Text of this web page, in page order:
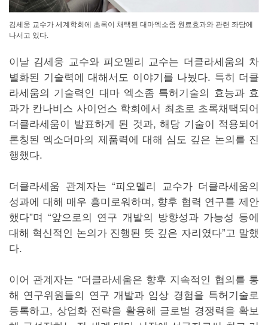
김세웅 교수가 세계학회에 초록이 채택된 대마엑소좀 원료효과와 관련 좌담에
나서고 있다.
이날 김세웅 교수와 피오멜리 교수는 더클라세움의 차
별화된 기술력에 대해서도 이야기를 나눴다. 특히 더클
라세움의 기술력인 대마 엑소좀 특허기술의 효능과 효
과가 칸나비스 사이언스 학회에서 최초로 초록채택되어
더클라세움이 발표하게 된 것과, 해당 기술이 적용되어
론칭된 엑소더마의 제품력에 대해 심도 깊은 논의를 진
행했다.
더클라세움 관계자는 “피오멜리 교수가 더클라세움의
성과에 대해 매우 흥미로워하며, 향후 협력 연구를 제안
했다”며 “앞으로의 연구 개발의 방향성과 가능성 등에
대해 혁신적인 논의가 진행된 뜻 깊은 자리였다”고 말했
다.
이어 관계자는 “더클라세움은 향후 지속적인 협의를 통
해 연구위원들의 연구 개발과 임상 경험을 특허기술로
등록하고, 상업화 전략을 활용해 글로벌 경쟁력을 확보